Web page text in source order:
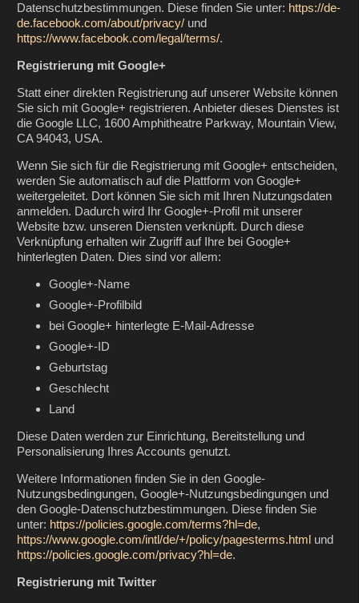
Datenschutzbestimmungen. Diese finden Sie unter: https://de-
de.facebook.com/about/privacy/ und
https://www.facebook.com/legal/terms/.
Registrierung mit Google+
Statt einer direkten Registrierung auf unserer Website können
Sie sich mit Google+ registrieren. Anbieter dieses Dienstes ist
die Google LLC, 1600 Amphitheatre Parkway, Mountain View,
CA 94043, USA.
Wenn Sie sich für die Registrierung mit Google+ entscheiden,
werden Sie automatisch auf die Plattform von Google+
weitergeleitet. Dort können Sie sich mit Ihren Nutzungsdaten
anmelden. Dadurch wird Ihr Google+-Profil mit unserer
Website bzw. unseren Diensten verknüpft. Durch diese
Verknüpfung erhalten wir Zugriff auf Ihre bei Google+
hinterlegten Daten. Dies sind vor allem:
Google+-Name
Google+-Profilbild
bei Google+ hinterlegte E-Mail-Adresse
Google+-ID
Geburtstag
Geschlecht
Land
Diese Daten werden zur Einrichtung, Bereitstellung und
Personalisierung Ihres Accounts genutzt.
Weitere Informationen finden Sie in den Google-
Nutzungsbedingungen, Google+-Nutzungsbedingungen und
den Google-Datenschutzbestimmungen. Diese finden Sie
unter: https://policies.google.com/terms?hl=de,
https://www.google.com/intl/de/+/policy/pagesterms.html und
https://policies.google.com/privacy?hl=de.
Registrierung mit Twitter